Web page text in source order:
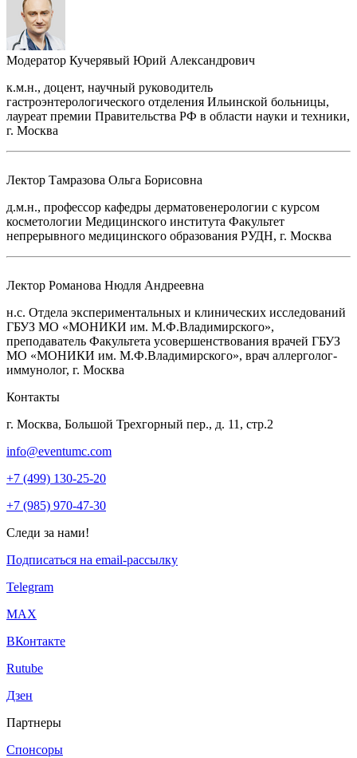
Модератор Кучерявый Юрий Александрович
к.м.н., доцент, научный руководитель
гастроэнтерологического отделения Ильинской больницы,
лауреат премии Правительства РФ в области науки и техники,
г. Москва
Лектор Тамразова Ольга Борисовна
д.м.н., профессор кафедры дерматовенерологии с курсом
косметологии Медицинского института Факультет
непрерывного медицинского образования РУДН, г. Москва
Лектор Романова Нюдля Андреевна
н.с. Отдела экспериментальных и клинических исследований
ГБУЗ МО «МОНИКИ им. М.Ф.Владимирского»,
преподаватель Факультета усовершенствования врачей ГБУЗ
МО «МОНИКИ им. М.Ф.Владимирского», врач аллерголог-
иммунолог, г. Москва
Контакты
г. Москва, Большой Трехгорный пер., д. 11, стр.2
info@eventumc.com
+7 (499) 130-25-20
+7 (985) 970-47-30
Следи за нами!
Подписаться на email-рассылку
Telegram
МАХ
ВКонтакте
Rutube
Дзен
Партнеры
Спонсоры